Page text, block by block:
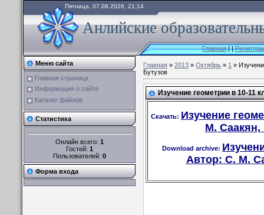
Пятница, 07.08.2026, 21:14
Анлийские
Главная||
Меню сайта
Главная страница
Информация о сайте
Каталог файлов
Статистика
Онлайн всего: 1
Гостей: 1
Пользователей: 0
Форма входа
Главная»2013 » Октябрь » 1»
Бутузов
Изучение геометрии в 10-11
Скачать: Изучение
М. Саакян,
Download archive:
Автор: С. М.